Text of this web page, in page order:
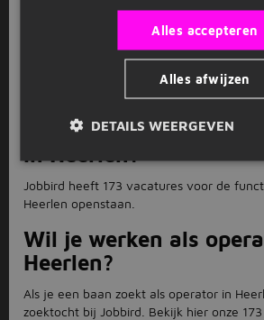
Solliciteren voor de functie operator in
op de website van Jobbird. Bij sommige
Heerlen word je doorgestuurd naar de
Hoeveel operator
in Heerlen?
Jobbird heeft 173 vacatures voor de
Heerlen openstaan.
Wil je werken als
Heerlen?
Als je een baan zoekt als operator in
zoektocht bij Jobbird. Bekijk hier onze
Alles accepteren
Alles afwijzen
DETAILS WEERGEVEN